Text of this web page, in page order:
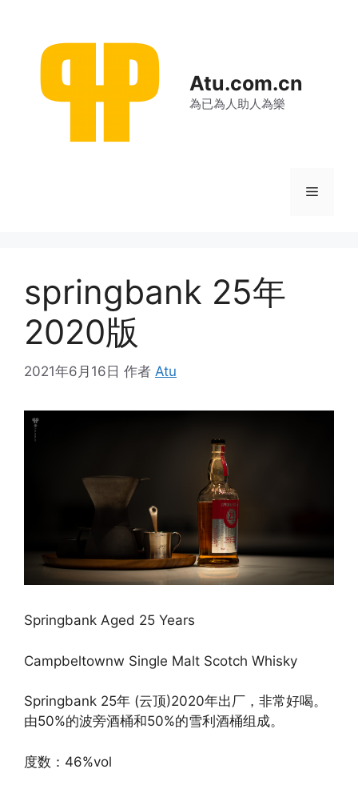
Atu.com.cn
為已為人助人為樂
菜
springbank 25年
2020版
2021年6月16日 作者 Atu
Springbank Aged 25 Years
Campbeltownw Single Malt Scotch Whisky
Springbank 25年 (云顶)2020年出厂，非常好喝。
由50%的波旁酒桶和50%的雪利酒桶组成。
度数：46%vol